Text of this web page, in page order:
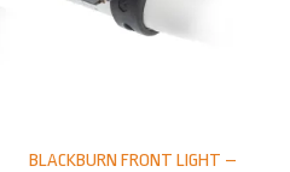
BLACKBURN FRONT LIGHT –